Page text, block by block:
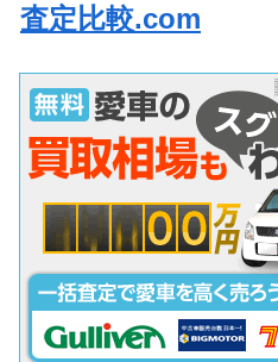
査定比較.com